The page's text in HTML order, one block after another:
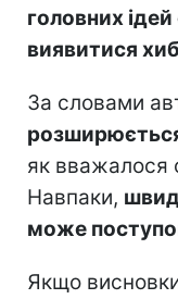
головних
виявитися
За словами
як вважалося
Навпаки,
може
Якщо